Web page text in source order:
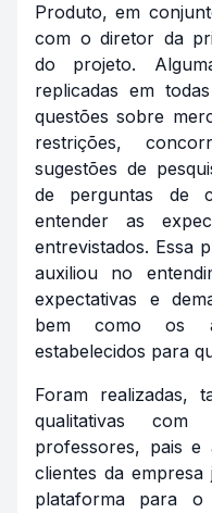
Produto, em
com o diretor da
do projeto.
replicadas em
questões sobre
restrições,
sugestões de
de perguntas de
entender as
entrevistados. Essa
auxiliou no
expectativas e
bem como os
estabelecidos para
Foram realizadas,
qualitativas com
professores, pais e
clientes da empresa
plataforma para o